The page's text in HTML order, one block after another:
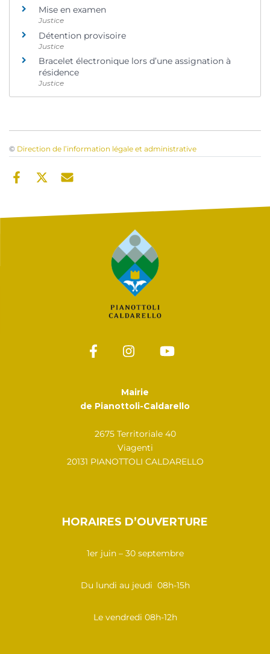
Mise en examen
Justice
Détention provisoire
Justice
Bracelet électronique lors d’une assignation à
résidence
Justice
© Direction de l’information légale et administrative
Mairie
de Pianottoli-Caldarello
2675 Territoriale 40
Viagenti
20131 PIANOTTOLI CALDARELLO
HORAIRES D’OUVERTURE
1er juin – 30 septembre
Du lundi au jeudi 08h-15h
Le vendredi 08h-12h